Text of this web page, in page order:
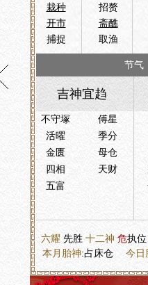
栽种
招赘
开市
斋醮
捕捉
取渔
节气
吉神宜趋
不守塚
傅星
活曜
季分
金匮
母仓
四相
天财
五富
六耀 先胜 十二神 危执位
本月胎神:占床仓 今日